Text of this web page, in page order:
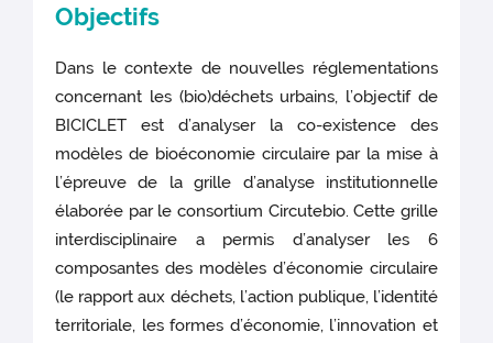
Objectifs
Dans le contexte de nouvelles réglementations
concernant les (bio)déchets urbains, l’objectif de
BICICLET est d’analyser la co-existence des
modèles de bioéconomie circulaire par la mise à
l’épreuve de la grille d’analyse institutionnelle
élaborée par le consortium Circutebio. Cette grille
interdisciplinaire a permis d’analyser les 6
composantes des modèles d’économie circulaire
(le rapport aux déchets, l’action publique, l’identité
territoriale, les formes d’économie, l’innovation et